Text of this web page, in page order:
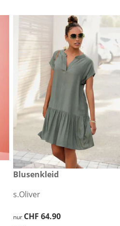
CHF 64.90
Blusenkleid
s.Oliver
CHF 64.90
nur CHF 64.90